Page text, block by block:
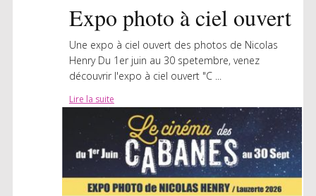
Expo photo à ciel ouvert
Une expo à ciel ouvert des photos de Nicolas
Henry Du 1er juin au 30 spetembre, venez
découvrir l'expo à ciel ouvert "C ...
Lire la suite